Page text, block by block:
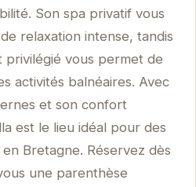
Son spa privatif vous
relaxation intense, tandis
privilégié vous permet de
activités balnéaires. Avec
et son confort
est le lieu idéal pour des
Bretagne. Réservez dès
une parenthèse